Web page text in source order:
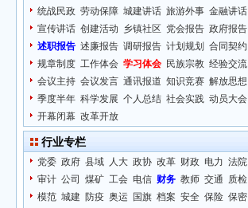
统战民政 劳动保障 城建讲话 旅游外事 金融讲话
宣传讲话 创建活动 乡镇社区 党会报告 政府报告
述职报告 述廉报告 调研报告 计划规划
合同契约
规章制度 工作体会 学习体会 民族宗教 经验交流
会议主持 会议发言 通讯报道 知识竞赛 解放思想
季度半年 科学发展 个人总结 社会实践 动员大会
开幕闭幕 改革开放
行业专栏
党委 政府 县域 人大 政协 改革 财政 电力 法院
审计 公司 煤矿 工会 电信 财务 教师 交通 质检
模范 城建 防疫 奥运 国旗 档案 安全 保险 保密